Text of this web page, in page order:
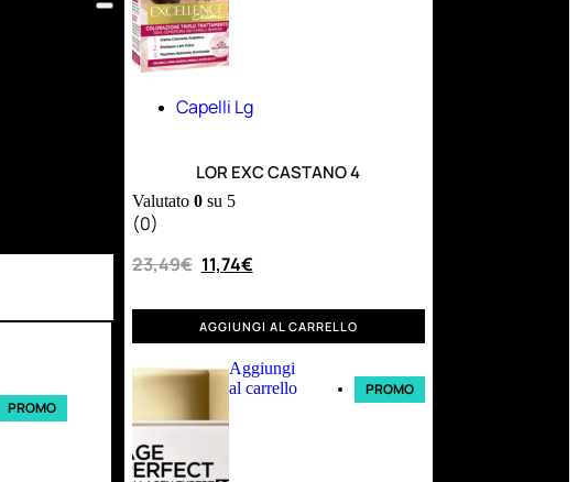
PROMO
Capelli Lg
LOR EXC CASTANO 4
Valutato 0su 5
(0)
23,49€ 11,74€
AGGIUNGI AL CARRELLO
Aggiungi
al carrello
PROMO